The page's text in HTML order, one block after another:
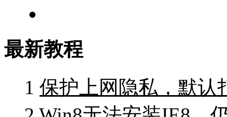
最新教程
1 保护上网隐私，默认